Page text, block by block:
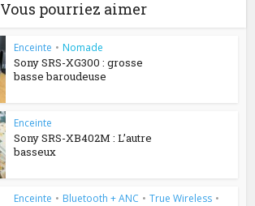
Vous pourriez aimer
Enceinte • Nomade
Sony SRS-XG300 : grosse
basse baroudeuse
Enceinte
Sony SRS-XB402M : L’autre
basseux
Enceinte • Bluetooth + ANC • True Wireless •